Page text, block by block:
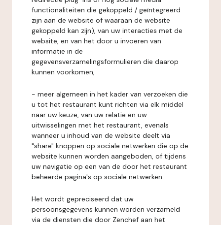
functionaliteiten die gekoppeld / geïntegreerd
zijn aan de website of waaraan de website
gekoppeld kan zijn), van uw interacties met de
website, en van het door u invoeren van
informatie in de
gegevensverzamelingsformulieren die daarop
kunnen voorkomen,
- meer algemeen in het kader van verzoeken die
u tot het restaurant kunt richten via elk middel
naar uw keuze, van uw relatie en uw
uitwisselingen met het restaurant, evenals
wanneer u inhoud van de website deelt via
"share" knoppen op sociale netwerken die op de
website kunnen worden aangeboden, of tijdens
uw navigatie op een van de door het restaurant
beheerde pagina's op sociale netwerken.
Het wordt gepreciseerd dat uw
persoonsgegevens kunnen worden verzameld
via de diensten die door Zenchef aan het